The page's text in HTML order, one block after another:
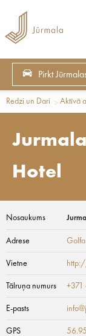
Pirkt
Redzi un Dari Aktīvā
Hotel
Nosaukums
Adrese Golfa
Vietne
Tālruņa numurs
E-pasts
GPS